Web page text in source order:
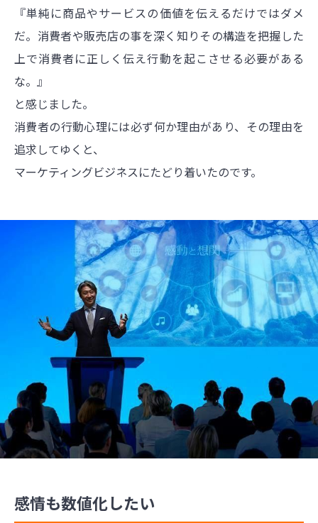
『単純に商品やサービスの価値を伝えるだけではダメ
だ。消費者や販売店の事を深く知りその構造を把握した
上で消費者に正しく伝え行動を起こさせる必要がある
な。』
と感じました。
消費者の行動心理には必ず何か理由があり、その理由を
追求してゆくと、
マーケティングビジネスにたどり着いたのです。
感情も数値化したい